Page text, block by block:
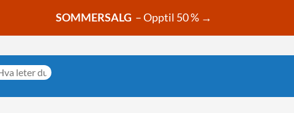
SOMMERSALG – Opptil 50 % →